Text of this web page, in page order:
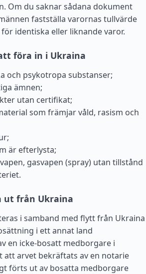
Om du saknar sådana dokument
fastställa varornas tullvärde
identiska eller liknande varor.
föra in i Ukraina
och psykotropa substanser;
ämnen;
utan certifikat;
som främjar våld, rasism och
är efterlysta;
gasvapen (spray) utan tillstånd
ut från Ukraina
i samband med flytt från Ukraina
i ett annat land
en icke-bosatt medborgare i
att arvet bekräftats av en notarie
förts ut av bosatta medborgare